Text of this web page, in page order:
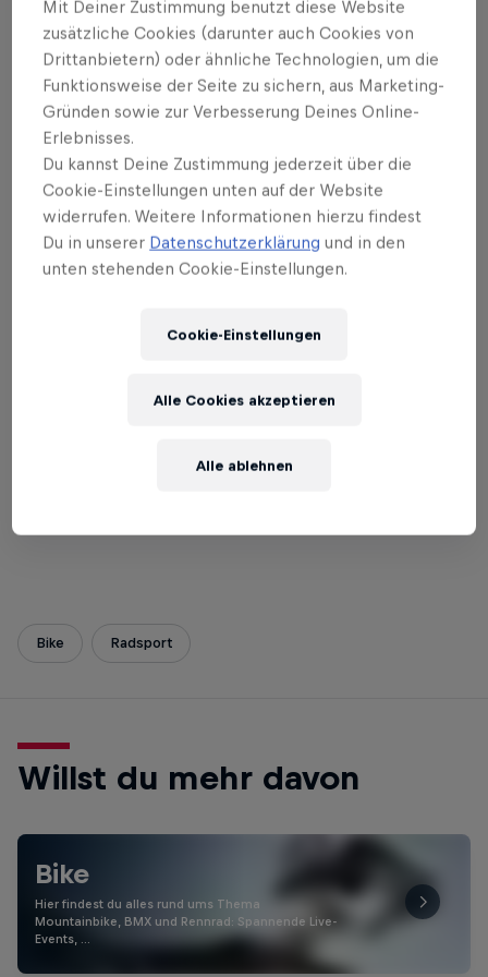
Die Übergabe des Helms durchRed Bull-Athletin
Selina Grotiankommt kurz vor dem größten
Radrennen der Welt– und genau deshalb ist das
Timing entscheidend. Und auch wer ihm den Helm
übergeben hat. Denn Biathletin Selina Grotian
verkörpert seine sportlichen Wurzeln, die in der
Loipe liegen.
Der Helm ist nicht nur reines Equipment, sondern
Bike Radsport
Willst du mehr davon
Bike
Hier findest du alles rund ums Thema
Mountainbike, BMX und Rennrad: Spannende Live-
Events, …
Mit Deiner Zustimmung benutzt diese Website
zusätzliche Cookies (darunter auch Cookies von
Drittanbietern) oder ähnliche Technologien, um die
Funktionsweise der Seite zu sichern, aus Marketing-
Gründen sowie zur Verbesserung Deines Online-
Erlebnisses.
Du kannst Deine Zustimmung jederzeit über die
Cookie-Einstellungen unten auf der Website
widerrufen. Weitere Informationen hierzu findest
Du in unserer Datenschutzerklärung und in den
unten stehenden Cookie-Einstellungen.
Cookie-Einstellungen
Alle ablehnen
Alle Cookies akzeptieren